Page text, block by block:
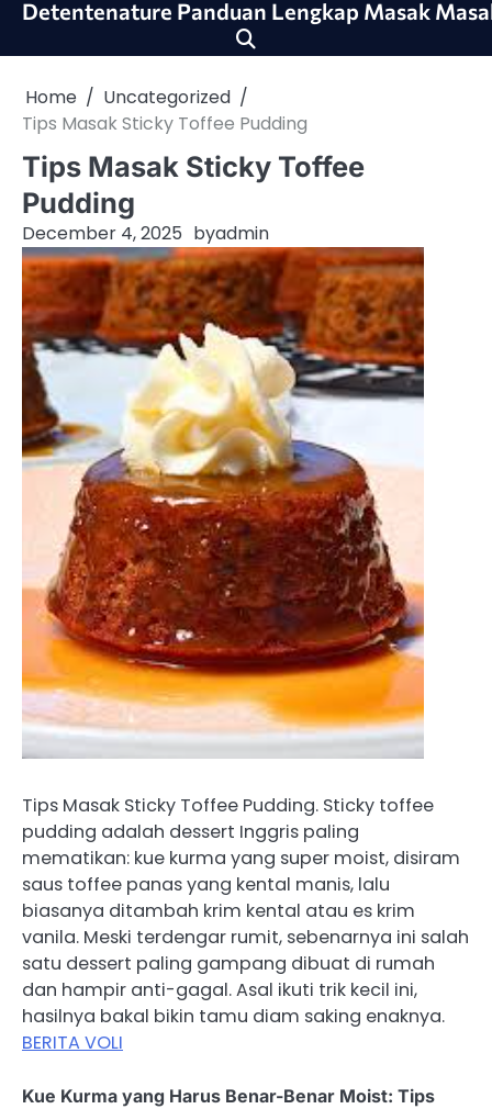
Skip
content
Detentenature Panduan Lengkap Masak
Home
Uncategorized
Tips Masak Sticky Toffee Pudding
Tips Masak Sticky Toffee
Pudding
December 4, 2025 byadmin
Tips Masak Sticky Toffee Pudding. Sticky toffee
pudding adalah dessert Inggris paling
mematikan: kue kurma yang super moist, disiram
saus toffee panas yang kental manis, lalu
biasanya ditambah krim kental atau es krim
vanila. Meski terdengar rumit, sebenarnya ini salah
satu dessert paling gampang dibuat di rumah
dan hampir anti-gagal. Asal ikuti trik kecil ini,
hasilnya bakal bikin tamu diam saking enaknya.
BERITA VOLI
Kue Kurma yang Harus Benar-Benar Moist: Tips